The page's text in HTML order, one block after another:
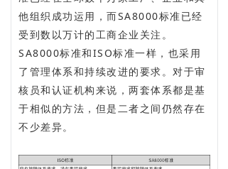
他组织成功运用，而SA8000标准已经
受到数以万计的工商企业关注。
SA8000标准和ISO标准一样，也采用
了管理体系和持续改进的要求。对于审
核员和认证机构来说，两套体系都是基
于相似的方法，但是二者之间仍然存在
不少差异。